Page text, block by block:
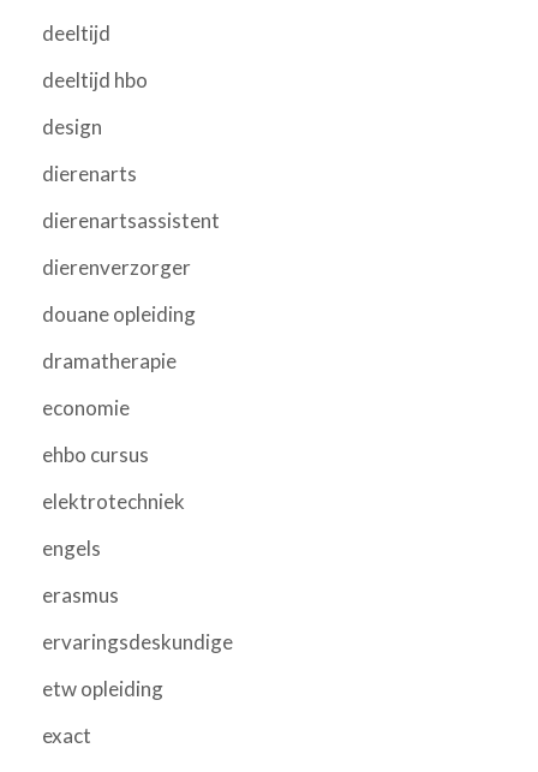
deeltijd
deeltijd hbo
design
dierenarts
dierenartsassistent
dierenverzorger
douane opleiding
dramatherapie
economie
ehbo cursus
elektrotechniek
engels
erasmus
ervaringsdeskundige
etw opleiding
exact